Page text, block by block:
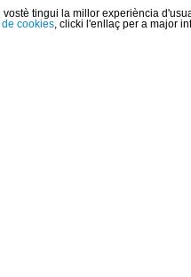
tingui la millor experiència
cookies, clicki l'enllaç per a major